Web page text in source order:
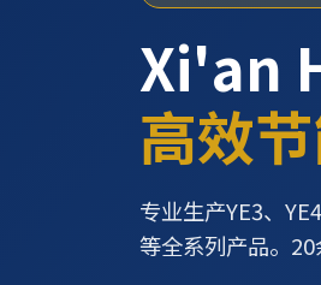
Xi'an
高效
专业生产YE3、
等全系列产品。20